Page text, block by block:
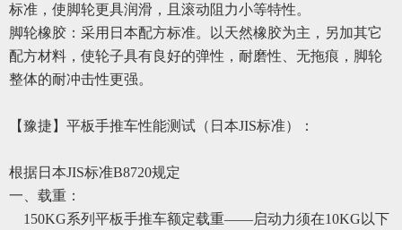
标准，使脚轮更具润滑，且滚动阻力小等特性。
脚轮橡胶：采用日本配方标准。以天然橡胶为主，另加其它
配方材料，使轮子具有良好的弹性，耐磨性、无拖痕，脚轮
整体的耐冲击性更强。
【豫捷】 平板手推车性能测试（日本JIS标准）：
根据日本JIS标准B8720规定
一
载重 ：
150KG系列平板手推车额定载重——启动力须在10KG以下